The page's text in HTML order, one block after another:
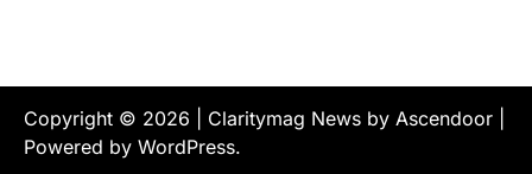
Copyright © 2026 | Claritymag News by Ascendoor
Powered by WordPress.